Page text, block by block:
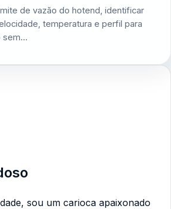
de vazão do hotend, identificar
temperatura e perfil para
sem…
sou um carioca apaixonado